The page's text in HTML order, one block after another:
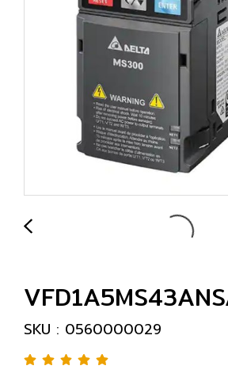
SKU : 0560000029